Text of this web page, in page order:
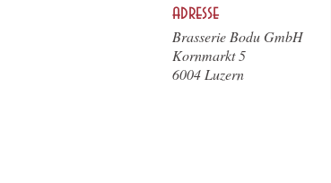
adresse
Brasserie Bodu GmbH
Kornmarkt 5
6004 Luzern